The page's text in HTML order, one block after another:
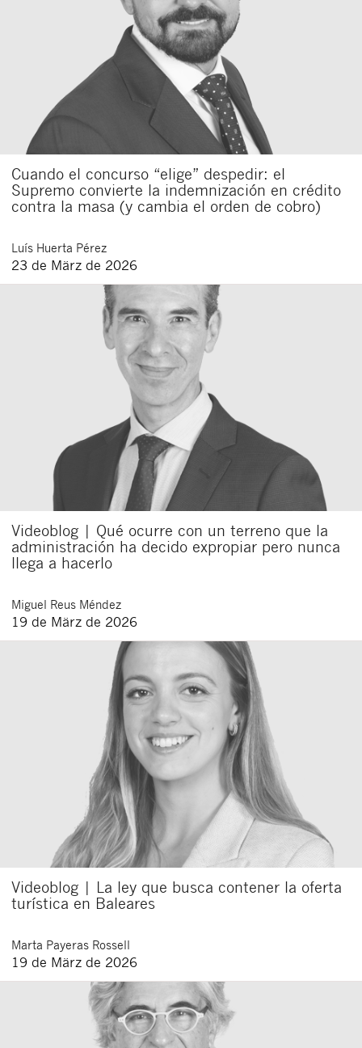
Cuando el concurso “elige” despedir: el
Supremo convierte la indemnización en crédito
contra la masa (y cambia el orden de cobro)
Luís Huerta Pérez
23 de März de 2026
Videoblog | Qué ocurre con un terreno que la
administración ha decido expropiar pero nunca
llega a hacerlo
Miguel Reus Méndez
19 de März de 2026
Videoblog | La ley que busca contener la oferta
turística en Baleares
Marta Payeras Rossell
19 de März de 2026